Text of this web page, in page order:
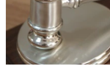
ПОБЕДИТЕЛЕЙ НЕ СУДЯТ?
КРЫМ.НЕПОКОРЕННЫЙ
ELIFBE
УКРАИНСКАЯ ПРОБЛЕМА КРЫМА
ПРИСОЕДИНЯЙТЕСЬ!